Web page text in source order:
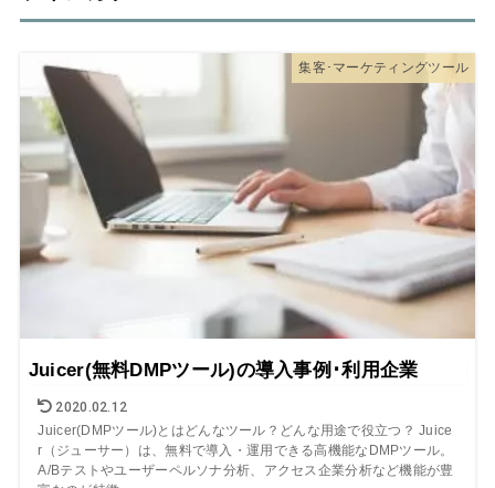
集客･マーケティングツール
Juicer(無料DMPツール)の導入事例･利用企業
2020.02.12
Juicer(DMPツール)とはどんなツール？どんな用途で役立つ？ Juice
r（ジューサー）は、無料で導入・運用できる高機能なDMPツール。
A/Bテストやユーザーペルソナ分析、アクセス企業分析など機能が豊